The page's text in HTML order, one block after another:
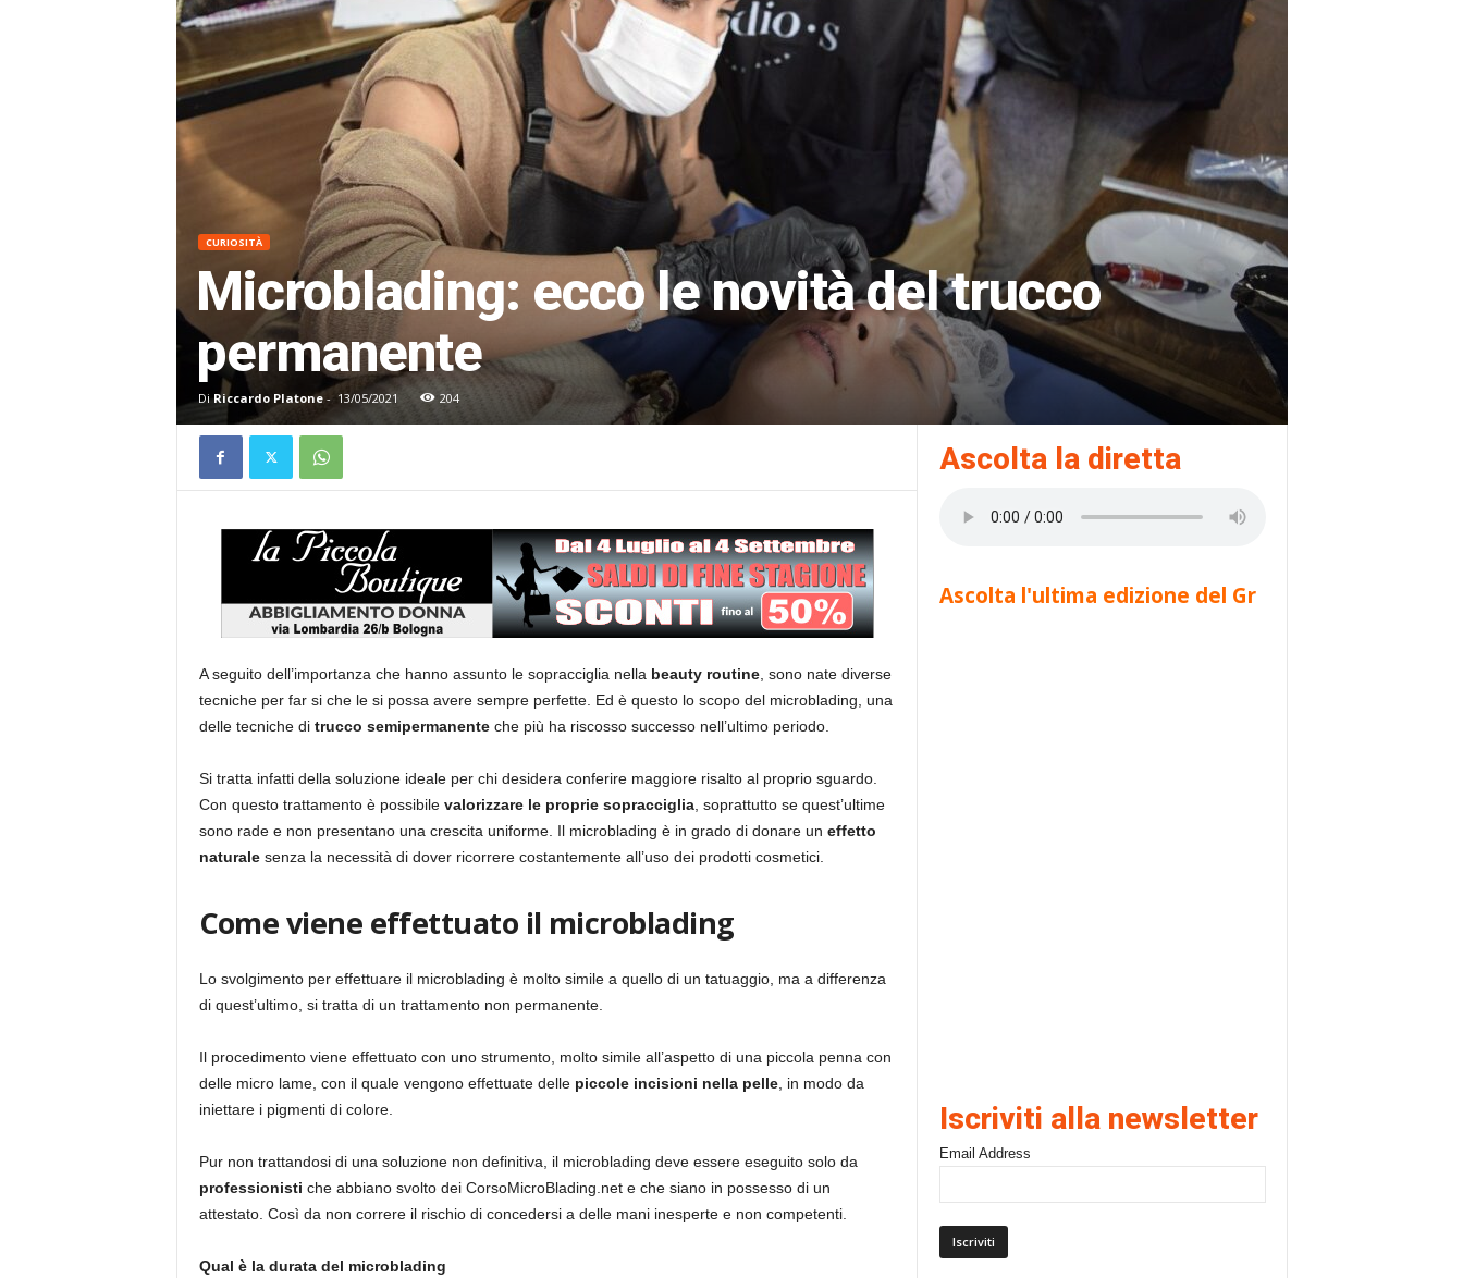
CURIOSITÀ
Microblading: ecco le novità del trucco
permanente
Di Riccardo Platone- 13/05/2021 204
A seguito dell’importanza che hanno assunto le sopracciglia nella beauty routine, sono nate diverse
tecniche per far si che le si possa avere sempre perfette. Ed è questo lo scopo del microblading, una
delle tecniche di trucco semipermanenteche più ha riscosso successo nell’ultimo periodo.
Si tratta infatti della soluzione ideale per chi desidera conferire maggiore risalto al proprio sguardo.
Con questo trattamento è possibile valorizzare le proprie sopracciglia, soprattutto se quest’ultime
sono rade e non presentano una crescita uniforme. Il microblading è in grado di donare un effetto
naturalesenza la necessità di dover ricorrere costantemente all’uso dei prodotti cosmetici.
Come viene effettuato il microblading
Lo svolgimento per effettuare il microblading è molto simile a quello di un tatuaggio, ma a differenza
di quest’ultimo, si tratta di un trattamento non permanente.
Il procedimento viene effettuato con uno strumento, molto simile all’aspetto di una piccola penna con
delle micro lame, con il quale vengono effettuate delle piccole incisioni nella pelle, in modo da
iniettare i pigmenti di colore.
Pur non trattandosi di una soluzione non definitiva, il microblading deve essere eseguito solo da
professionisti che abbiano svolto dei CorsoMicroBlading.net e che siano in possesso di un
attestato. Così da non correre il rischio di concedersi a delle mani inesperte e non competenti.
Qual è la durata del microblading
Ascolta la diretta
Ascolta l'ultima edizione del Gr
Iscriviti alla newsletter
Email Address